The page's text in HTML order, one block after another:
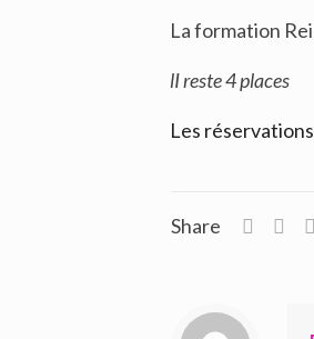
La formation
lI reste 4 places
Les
Share